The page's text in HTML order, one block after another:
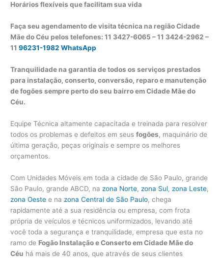
Horários flexíveis que facilitam sua vida
Faça seu agendamento de visita técnica na região Cidade
Mãe do Céu pelos telefones: 11 3427-6065 – 11 3424-2962 –
1196231-1982 WhatsApp
Tranquilidade na garantia de todos os serviços prestados
para instalação, conserto, conversão, reparo e manutenção
de fogões sempre perto do seu bairro em Cidade Mãe do
Céu.
Equipe Técnica altamente capacitada e treinada para resolver
todos os problemas e defeitos em seusfogões, maquinário de
última geração, peças originais e sempre os melhores
orçamentos.
Com Unidades Móveis em toda a cidade de São Paulo, grande
São Paulo, grande ABCD, na zona Norte, zona Sul, zona Leste,
zona Oeste e na zona Central de São Paulo, chega
rapidamente até a sua residência ou empresa, com frota
própria de veículos e técnicos uniformizados, levando até
você toda a segurança e tranquilidade, empresa que esta no
ramo de Fogão Instalação e Conserto em Cidade Mãe do
Céu há mais de 40 anos, que através de seus clientes